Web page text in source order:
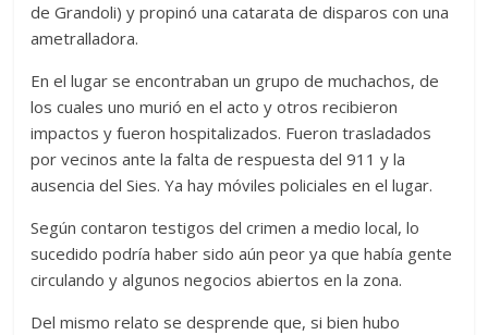
de Grandoli) y propinó una catarata de disparos con una
ametralladora.
En el lugar se encontraban un grupo de muchachos, de
los cuales uno murió en el acto y otros recibieron
impactos y fueron hospitalizados. Fueron trasladados
por vecinos ante la falta de respuesta del 911 y la
ausencia del Sies. Ya hay móviles policiales en el lugar.
Según contaron testigos del crimen a medio local, lo
sucedido podría haber sido aún peor ya que había gente
circulando y algunos negocios abiertos en la zona.
Del mismo relato se desprende que, si bien hubo